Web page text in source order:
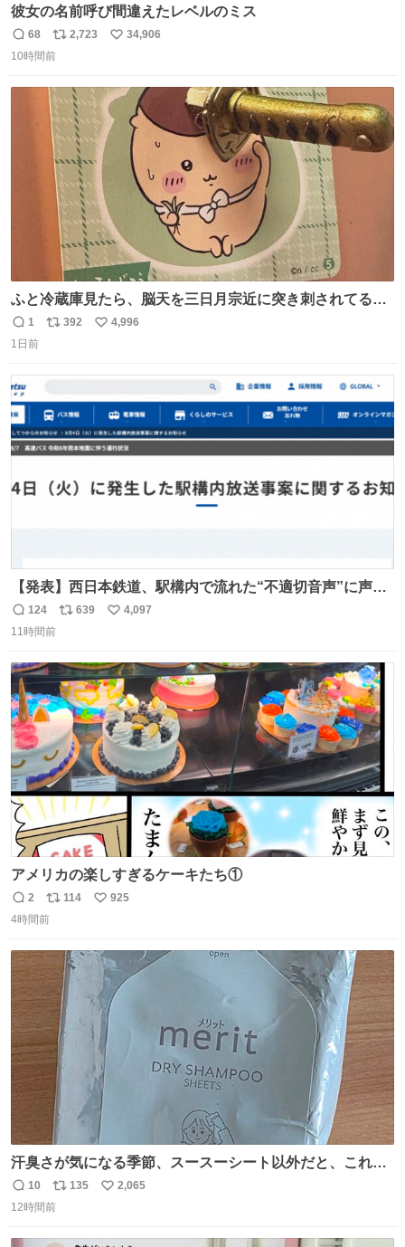
彼女の名前呼び間違えたレベルのミス
返
信
68
リ
ポ
ト
数
2,723
い
数
34,906
10時間前
ふと冷蔵庫見たら、脳天を三日月宗近に突き刺されてるく
りまんじゅうパイセンが
返
信
1
リ
数
392
い
4,996
1日前
【発表】西日本鉄道、駅構内で流れた“不適切音声”に声明
「被害届も検討」 news.livedoor.com/article/detail… 4日
に西鉄福岡（天神）駅および薬院駅で発生した駅構内放送
送設備に外部から不正に音声が流された可能性も含めて確
認を実施」と説明した。
返
信
124
リ
ト
数
639
い
数
4,097
11時間前
アメリカの楽しすぎるケーキたち①
返
信
2
リ
ポ
ト
数
114
い
数
925
4時間前
汗臭さが気になる季節、スースーシート以外だと、これが
とにかくスッキリする。2年くらい前に #生活は踊る で紹
介したやつ。おじさんにもおばさんにもオススメだ。ドラ
返
信
10
リ
ポ
135
い
2,065
12時間前